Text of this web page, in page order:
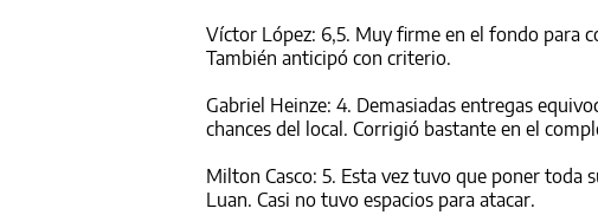
Víctor López: 6,5. Muy firme en el fondo para
También anticipó con criterio.
Gabriel Heinze: 4. Demasiadas entregas
chances del local. Corrigió bastante en el
Milton Casco: 5. Esta vez tuvo que poner toda
Luan. Casi no tuvo espacios para atacar.